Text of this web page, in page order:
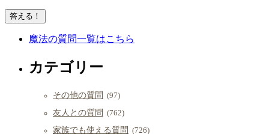
魔法の質問一覧はこちら
カテゴリー
その他の質問 (97)
友人との質問 (762)
家族でも使える質問 (726)